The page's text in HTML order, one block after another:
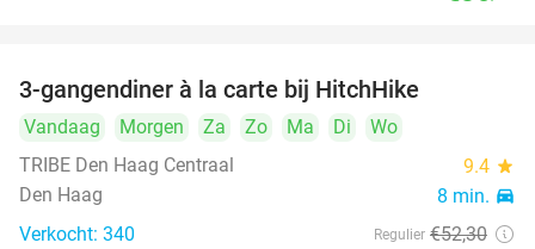
3-gangendiner à la carte bij HitchHike
Vandaag Morgen Za Zo Ma Di
Wo
TRIBE Den Haag Centraal
9.4 star
Den Haag 8 min. directions_car
Verkocht: 340 Regulier €52,30